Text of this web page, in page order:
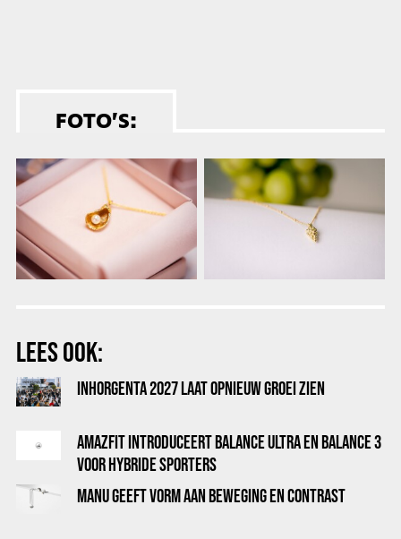
FOTO’S:
LEES OOK:
INHORGENTA 2027 LAAT OPNIEUW GROEI ZIEN
AMAZFIT INTRODUCEERT BALANCE ULTRA EN BALANCE 3
VOOR HYBRIDE SPORTERS
MANU GEEFT VORM AAN BEWEGING EN CONTRAST